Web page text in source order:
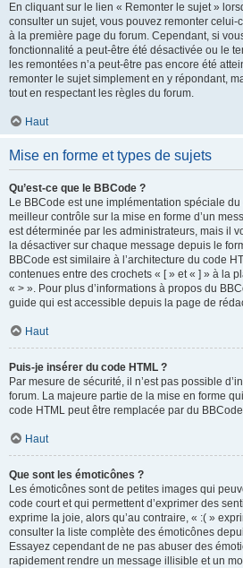
En cliquant sur le lien « Remonter le sujet »
consulter un sujet, vous pouvez remonter celui-
à la première page du forum. Cependant, si
fonctionnalité a peut-être été désactivée ou le
les remontées n’a peut-être pas encore été
remonter le sujet simplement en y répondant,
tout en respectant les règles du forum.
Haut
Mise en forme et types de sujets
Qu’est-ce que le BBCode ?
Le BBCode est une implémentation spéciale
meilleur contrôle sur la mise en forme d’un
est déterminée par les administrateurs, mais il
la désactiver sur chaque message depuis le
BBCode est similaire à l’architecture du code
contenues entre des crochets « [ » et « ] » à la
« > ». Pour plus d’informations à propos du
guide qui est accessible depuis la page de
Haut
Puis-je insérer du code HTML ?
Par mesure de sécurité, il n’est pas possible
forum. La majeure partie de la mise en forme
code HTML peut être remplacée par du
Haut
Que sont les émoticônes ?
Les émoticônes sont de petites images qui
code court et qui permettent d’exprimer des
exprime la joie, alors qu’au contraire, « :( »
consulter la liste complète des émoticônes
Essayez cependant de ne pas abuser des
rapidement rendre un message illisible et un